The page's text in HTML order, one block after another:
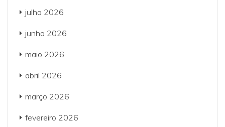
julho 2026
junho 2026
maio 2026
abril 2026
março 2026
fevereiro 2026